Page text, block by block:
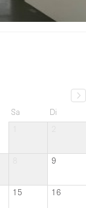
Sa
Di
9
15 16